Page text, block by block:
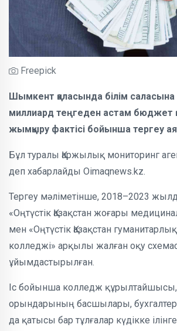
Freepick
Шымкент қаласында білім саласына
миллиард теңгеден астам бюджет
жымқыру фактісі бойынша тергеу
Бұл туралы Қаржылық мониторинг
деп хабарлайды Oimaqnews.kz.
Тергеу мәліметінше, 2018–2023
«Оңтүстік Қазақстан жоғары
мен «Оңтүстік Қазақстан
колледжі» арқылы жалған оқу
ұйымдастырылған.
Іс бойынша колледж
орындарының басшылары,
да қатысы бар тұлғалар күдікке